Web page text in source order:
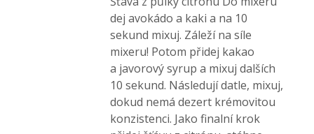
dej avokádo a kaki a na 10
sekund mixuj. Záleží na síle
mixeru! Potom přidej kakao
a javorový syrup a mixuj dalších
10 sekund. Následují datle, mixuj,
dokud nemá dezert krémovitou
konzistenci. Jako finalní krok